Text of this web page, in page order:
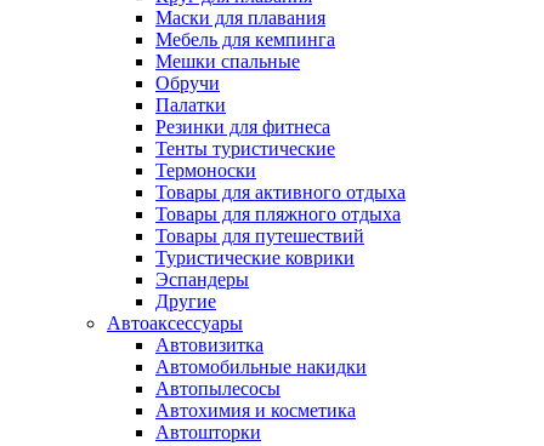
Маски для плавания
Мебель для кемпинга
Мешки спальные
Обручи
Палатки
Резинки для фитнеса
Тенты туристические
Термоноски
Товары для активного отдыха
Товары для пляжного отдыха
Товары для путешествий
Туристические коврики
Эспандеры
Другие
Автоаксессуары
Автовизитка
Автомобильные накидки
Автопылесосы
Автохимия и косметика
Автошторки